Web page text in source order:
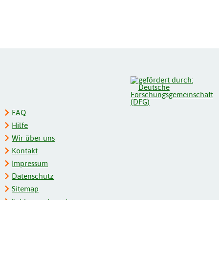
FAQ
Hilfe
Wir über uns
Kontakt
Impressum
Datenschutz
Sitemap
Schlagwortregister